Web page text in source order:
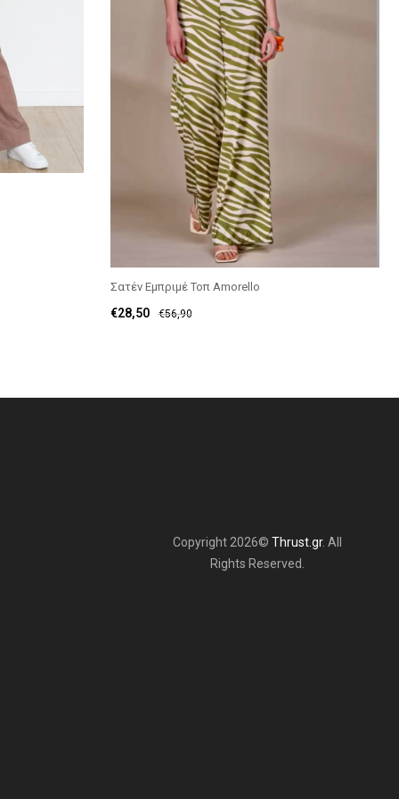
Σατέν Εμπριμέ Τοπ Amorello
€56,90
€28,50
Copyright 2026© Thrust.gr. All
Rights Reserved.